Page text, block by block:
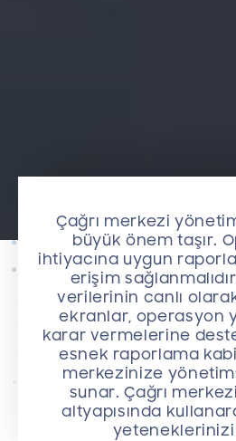
Çağrı merkezi
büyük önem taşır.
ihtiyacına uygun
erişim
verilerinin canlı
ekranlar, operasyon
karar vermelerine
esnek raporlama
merkezinize
sunar. Çağrı
altyapısında
yeteneklerinizi